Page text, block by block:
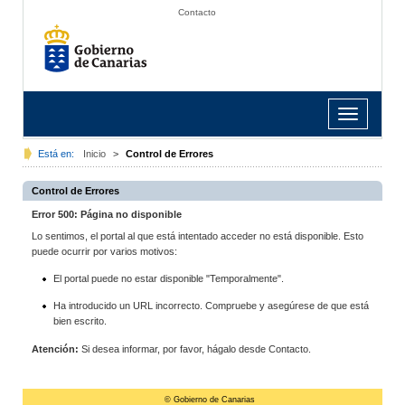
Contacto
Toggle
navigation
Está en: Inicio > Control de Errores
Control de Errores
Error 500: Página no disponible
Lo sentimos, el portal al que está intentado acceder no está disponible. Esto
puede ocurrir por varios motivos:
El portal puede no estar disponible "Temporalmente".
Ha introducido un URL incorrecto. Compruebe y asegúrese de que está
bien escrito.
Atención: Si desea informar, por favor, hágalo desde Contacto.
© Gobierno de Canarias